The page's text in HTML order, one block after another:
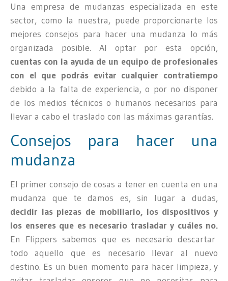
Una empresa de mudanzas especializada en este
sector, como la nuestra, puede proporcionarte los
mejores consejos para hacer una mudanza lo más
organizada posible. Al optar por esta opción,
cuentas con la ayuda de un equipo de profesionales
con el que podrás evitar cualquier contratiempo
debido a la falta de experiencia, o por no disponer
de los medios técnicos o humanos necesarios para
llevar a cabo el traslado con las máximas garantías.
Consejos para hacer una
mudanza
El primer consejo de cosas a tener en cuenta en una
mudanza que te damos es, sin lugar a dudas,
decidir las piezas de mobiliario, los dispositivos y
los enseres que es necesario trasladar y cuáles no.
En Flippers sabemos que es necesario descartar
todo aquello que es necesario llevar al nuevo
destino. Es un buen momento para hacer limpieza, y